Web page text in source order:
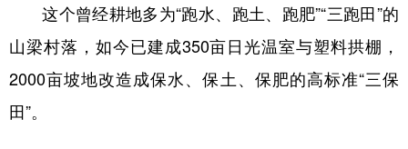
浙江 安徽 福建 江西
山东 河南 湖北 湖南
广东 广西 海南 重庆
这个曾经耕地多为“跑水、跑土、跑肥”“三跑田”的
山梁村落，如今已建成350亩日光温室与塑料拱棚，
2000亩坡地改造成保水、保土、保肥的高标准“三保
田”。